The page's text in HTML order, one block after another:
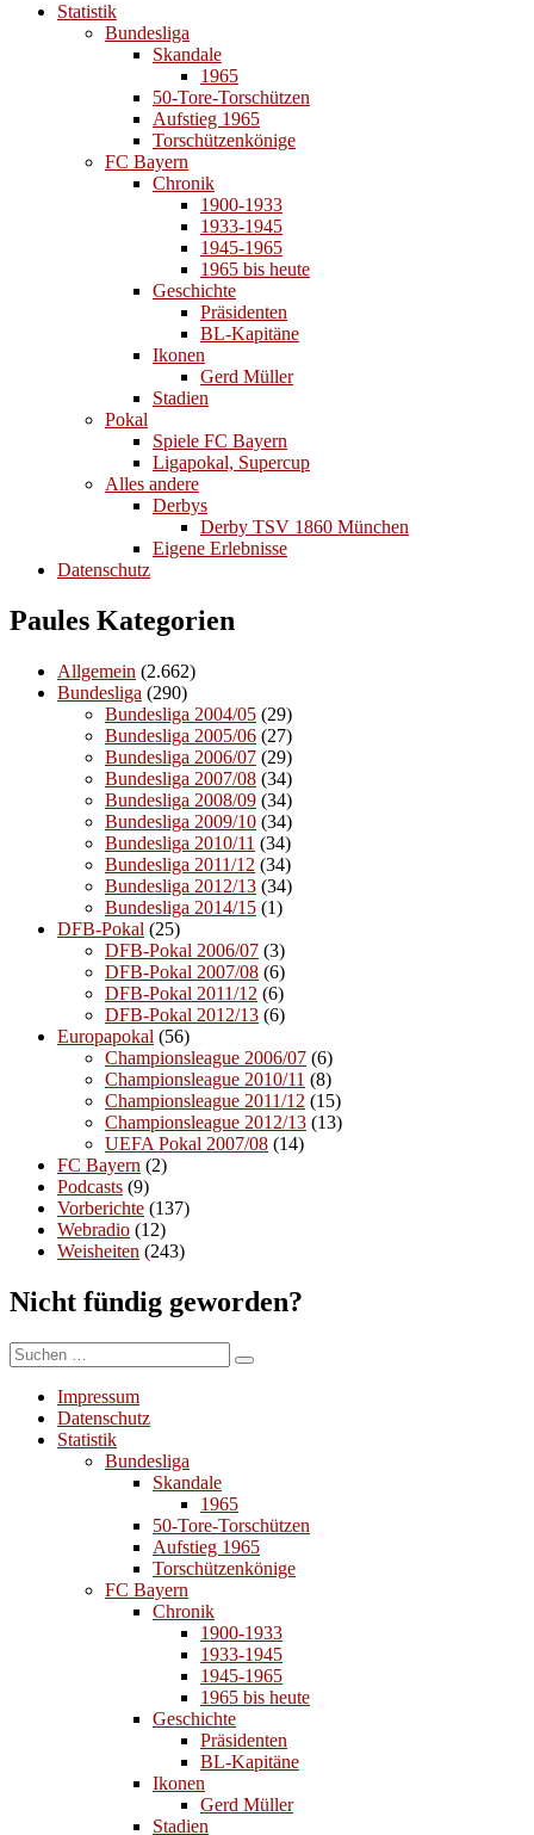
Statistik
Bundesliga
Skandale
1965
50-Tore-Torschützen
Aufstieg 1965
Torschützenkönige
FC Bayern
Chronik
1900-1933
1933-1945
1945-1965
1965 bis heute
Geschichte
Präsidenten
BL-Kapitäne
Ikonen
Gerd Müller
Stadien
Pokal
Spiele FC Bayern
Ligapokal, Supercup
Alles andere
Derbys
Derby TSV 1860 München
Eigene Erlebnisse
Datenschutz
Paules Kategorien
Allgemein (2.662)
Bundesliga (290)
Bundesliga 2004/05 (29)
Bundesliga 2005/06 (27)
Bundesliga 2006/07 (29)
Bundesliga 2007/08 (34)
Bundesliga 2008/09 (34)
Bundesliga 2009/10 (34)
Bundesliga 2010/11 (34)
Bundesliga 2011/12 (34)
Bundesliga 2012/13 (34)
Bundesliga 2014/15 (1)
DFB-Pokal (25)
DFB-Pokal 2006/07 (3)
DFB-Pokal 2007/08 (6)
DFB-Pokal 2011/12 (6)
DFB-Pokal 2012/13 (6)
Europapokal (56)
Championsleague 2006/07 (6)
Championsleague 2010/11 (8)
Championsleague 2011/12 (15)
Championsleague 2012/13 (13)
UEFA Pokal 2007/08 (14)
FC Bayern (2)
Podcasts (9)
Vorberichte (137)
Webradio (12)
Weisheiten (243)
Nicht fündig geworden?
Suchen
nach:
Suchen
Impressum
Datenschutz
Statistik
Bundesliga
Skandale
1965
50-Tore-Torschützen
Aufstieg 1965
Torschützenkönige
FC Bayern
Chronik
1900-1933
1933-1945
1945-1965
1965 bis heute
Geschichte
Präsidenten
BL-Kapitäne
Ikonen
Gerd Müller
Stadien